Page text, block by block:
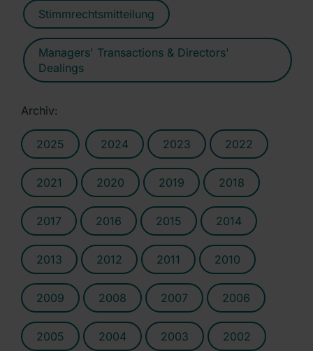
Stimmrechtsmitteilung
Managers' Transactions & Directors'
Dealings
Archiv:
2025 2024 2023 2022
2021 2020 2019 2018
2017 2016 2015 2014
2013 2012 2011 2010
2009 2008 2007 2006
2005 2004 2003 2002